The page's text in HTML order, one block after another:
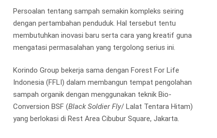
Persoalan tentang sampah semakin kompleks seiring
dengan pertambahan penduduk. Hal tersebut tentu
membutuhkan inovasi baru serta cara yang kreatif guna
mengatasi permasalahan yang tergolong serius ini.
Korindo Group bekerja sama dengan Forest For Life
Indonesia (FFLI) dalam membangun tempat pengolahan
sampah organik dengan menggunakan teknik Bio-
Conversion BSF (Black Soldier Fly/ Lalat Tentara Hitam)
yang berlokasi di Rest Area Cibubur Square, Jakarta.